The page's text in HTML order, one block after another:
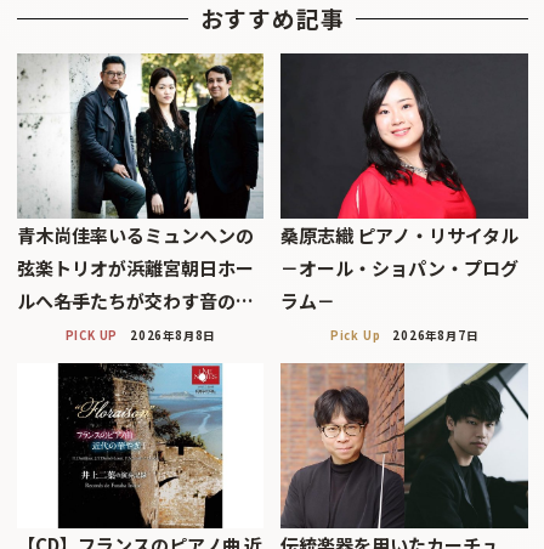
おすすめ記事
青木尚佳率いるミュンヘンの
弦楽トリオが浜離宮朝日ホー
ルへ――名手たちが交わす音の…
PICK UP 2026年8月8日
桑原志織 ピアノ・リサイタル
－オール・ショパン・プログ
ラム－
Pick Up 2026年8月7日